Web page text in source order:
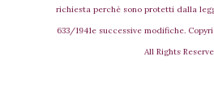
richiesta perchè sono protetti dalla
633/1941e successive modifiche.
All Rights